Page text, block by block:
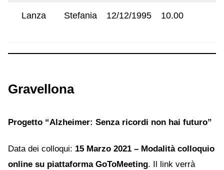
Lanza Stefania 12/12/1995 10.00
Gravellona
Progetto “Alzheimer: Senza ricordi non hai futuro”
Data dei colloqui: 15 Marzo 2021 – Modalità colloquio
online su piattaforma GoToMeeting. Il link verrà